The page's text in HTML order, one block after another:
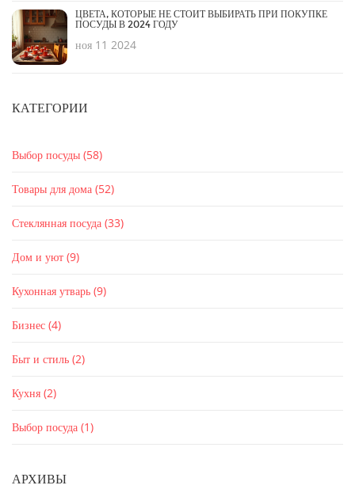
ЦВЕТА, КОТОРЫЕ НЕ СТОИТ ВЫБИРАТЬ ПРИ ПОКУПКЕ
ПОСУДЫ В 2024 ГОДУ
ноя 11 2024
КАТЕГОРИИ
Выбор посуды (58)
Товары для дома (52)
Стеклянная посуда (33)
Дом и уют (9)
Кухонная утварь (9)
Бизнес (4)
Быт и стиль (2)
Кухня (2)
Выбор посуда (1)
АРХИВЫ